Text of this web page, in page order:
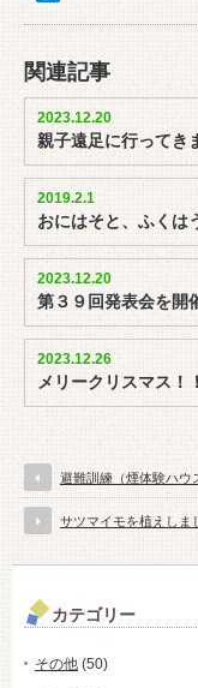
関連記事
2023.12.20
親子遠足に行ってき
2019.2.1
おにはそと、ふくは
2023.12.20
第３９回発表会を開
2023.12.26
メリークリスマス！！
避難訓練（煙体験ハウ
サツマイモを植えしま
カテゴリー
その他 (50)